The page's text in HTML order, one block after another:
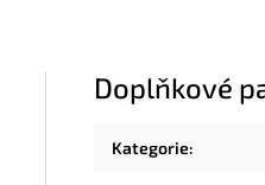
Doplňkové
Kategorie: